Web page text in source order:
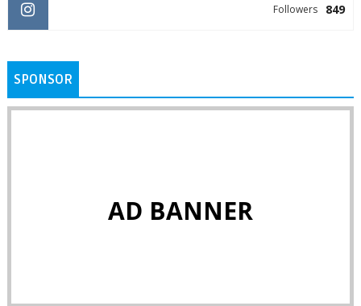
849
Followers
SPONSOR
AD BANNER